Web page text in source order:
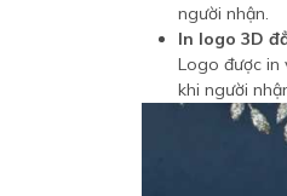
người nhận.
In logo 3D
Logo được in
khi người